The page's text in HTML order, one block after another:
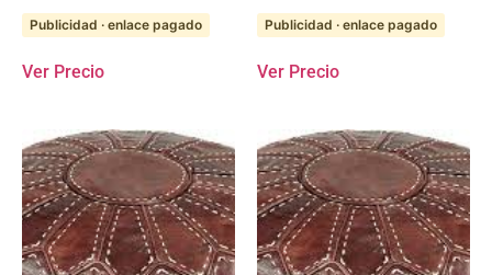
Publicidad · enlace pagado
Ver Precio
Publicidad · enlace pagado
Ver Precio